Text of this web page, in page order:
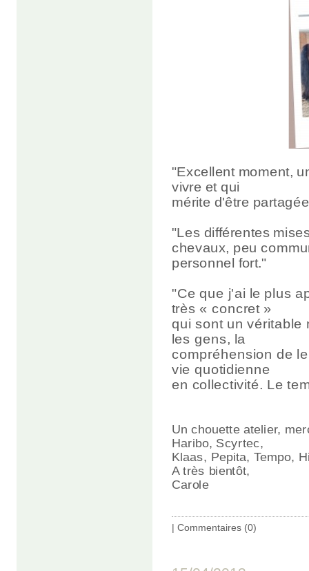
"Excellent moment,
vivre et qui
mérite d'être
"Les différentes
chevaux, peu
personnel fort."
"Ce que j'ai le plus
très « concret »
qui sont un véritable
les gens, la
compréhension de
vie quotidienne
en collectivité. Le
Un chouette atelier,
Haribo, Scyrtec,
Klaas, Pepita, Tempo,
A très bientôt,
Carole
| Commentaires (0)